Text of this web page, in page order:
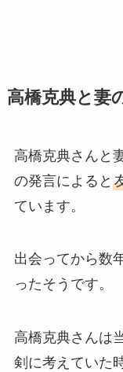
高橋克典と妻
高橋克典さんと
の発言によると
ています。
出会ってから数
ったそうです。
高橋克典さんは
剣に考えていた